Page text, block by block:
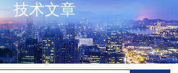
技术文章